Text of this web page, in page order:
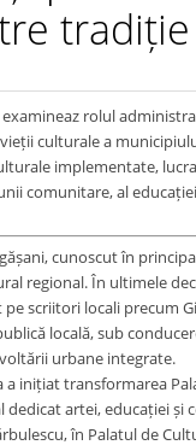
rolul
culturale a
implementate,
comunitare, al
cunoscut în
regional. În ultimele
scriitori locali precum
locală, sub
urbane integrate.
a inițiat transformarea
artei, educației și
în Palatul de